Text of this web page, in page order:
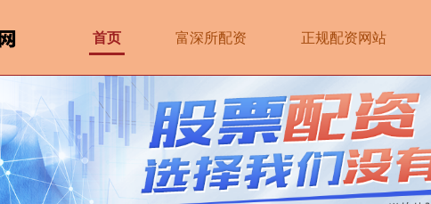
首页 富深所配资 正规配资网站